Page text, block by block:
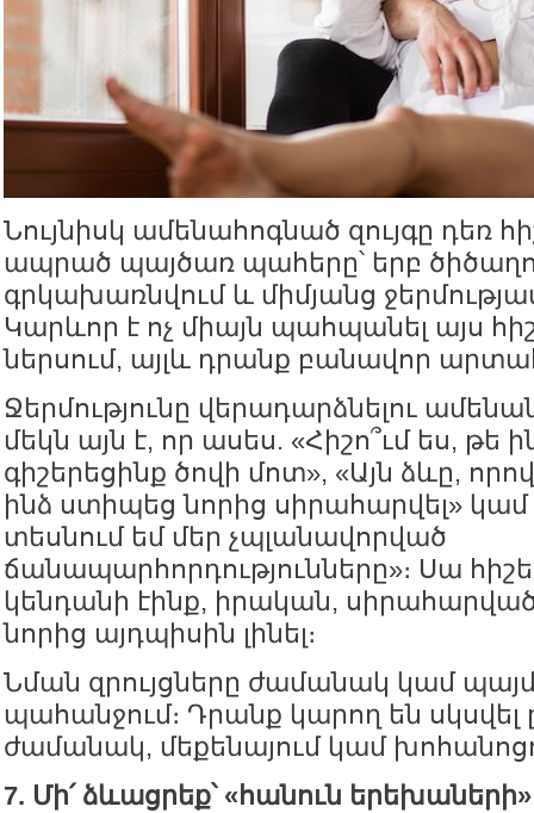
Նույնիսկ ամենահոգնած զույգը դեռ
ապրած պայծառ պահերը՝ երբ
գրկախառնվում և միմյանց
Կարևոր է ոչ միայն պահպանել այս
ներսում, այլև դրանք բանավոր
Ջերմությունը վերադարձնելու
մեկն այն է, որ ասես. «Հիշո՞ւմ ես, թե
գիշերեցինք ծովի մոտ», «Այն ձևը,
ինձ ստիպեց նորից սիրահարվել» կամ
տեսնում եմ մեր չպլանավորված
ճանապարհորդությունները»։ Սա
կենդանի էինք, իրական,
նորից այդպիսին լինել։
Նման զրույցները ժամանակ կամ
պահանջում։ Դրանք կարող են սկսվել
ժամանակ, մեքենայում կամ
7. Մի՛ ձևացրեք՝ «հանուն երեխաների»